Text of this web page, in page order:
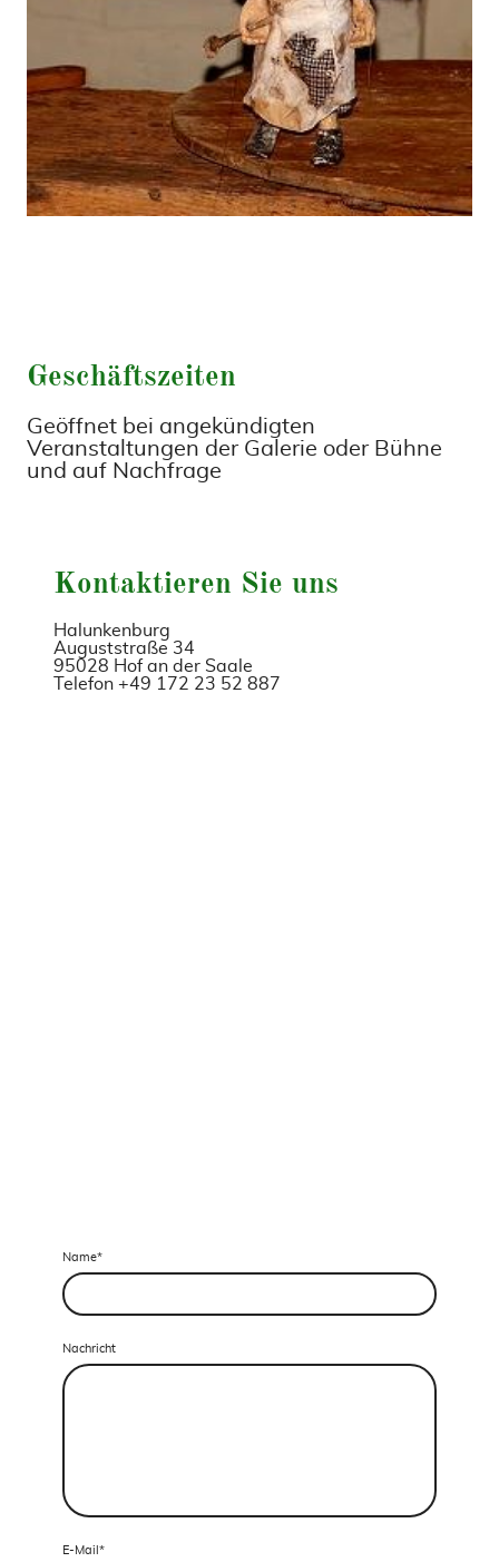
Geschäftszeiten
Geöffnet bei angekündigten
Veranstaltungen der Galerie oder Bühne
und auf Nachfrage
Kontaktieren Sie uns
Halunkenburg
Auguststraße 34
95028 Hof an der Saale
Telefon +49 172 23 52 887
Name*
Nachricht
E-Mail *